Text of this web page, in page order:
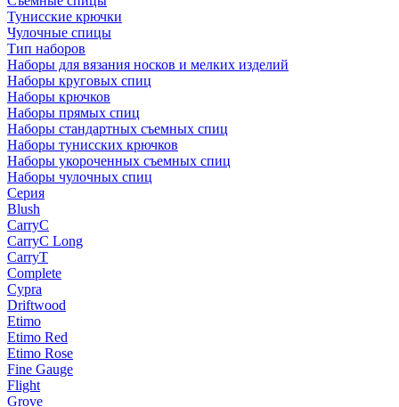
Тунисские крючки
Чулочные спицы
Тип наборов
Наборы для вязания носков и мелких изделий
Наборы круговых спиц
Наборы крючков
Наборы прямых спиц
Наборы стандартных съемных спиц
Наборы тунисских крючков
Наборы укороченных съемных спиц
Наборы чулочных спиц
Серия
Blush
CarryC
CarryC Long
CarryT
Complete
Cypra
Driftwood
Etimo
Etimo Red
Etimo Rose
Fine Gauge
Flight
Grove